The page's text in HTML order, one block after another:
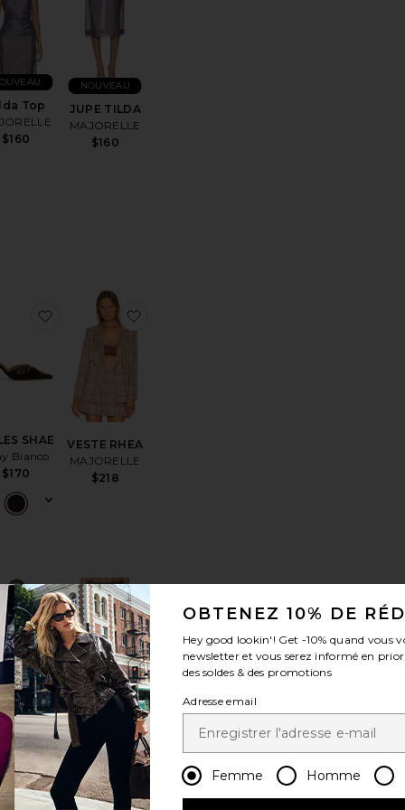
Top
$160
JUPE TILDA
MAJORELLE
$160
NOUVEAU
COURTNEY
aux préférésJUPE SHAE
SHAE
Bianco
$170
ajouter aux préférésMULES SHAE
VESTE RHEA
MAJORELLE
$218
NANEA
aux préférésLUNETTES DE SOLEIL HYPNOSIS
Top
the Label
$64
ajouter aux préférésAnoka Top
PANTALON
KYARA
ASTR the Label
$119
ajouter aux préférésPANTALON KYARA
OBTENEZ 10% DE
Hey good lookin'! Get -10% quand vous
newsletter et vous serez informé en
des soldes & des promotions
Adresse email
Femme Homme